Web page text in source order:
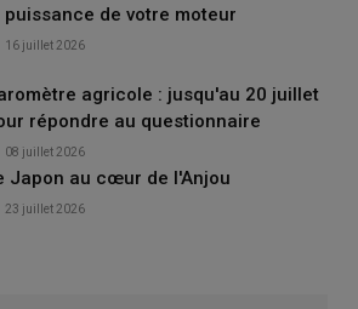
puissance de votre moteur
16 juillet 2026
agricole : jusqu'au 20 juillet
répondre au questionnaire
08 juillet 2026
Japon au cœur de l'Anjou
23 juillet 2026